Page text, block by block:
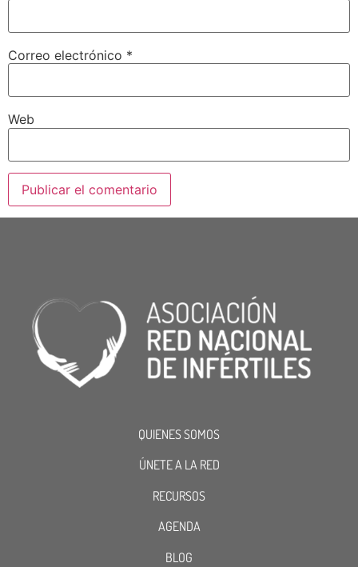
Correo electrónico *
Web
QUIENES SOMOS
ÚNETE A LA RED
RECURSOS
AGENDA
BLOG